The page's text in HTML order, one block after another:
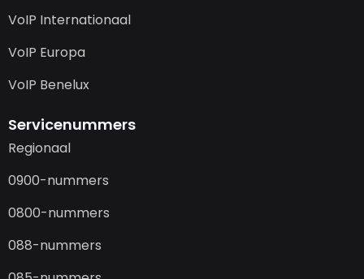
VoIP Internationaal
VoIP Europa
VoIP Benelux
Servicenummers
Regionaal
0900-nummers
0800-nummers
088-nummers